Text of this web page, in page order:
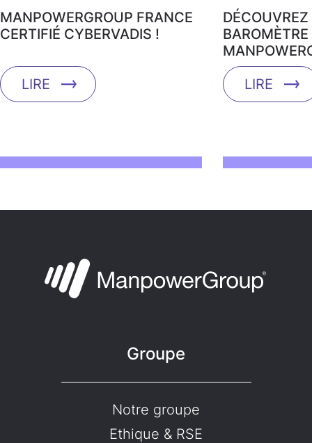
MANPOWERGROUP FRANCE
CERTIFIÉ CYBERVADIS !
LIRE
DÉCOUVREZ
LIRE
Groupe
Notre groupe
Ethique & RSE